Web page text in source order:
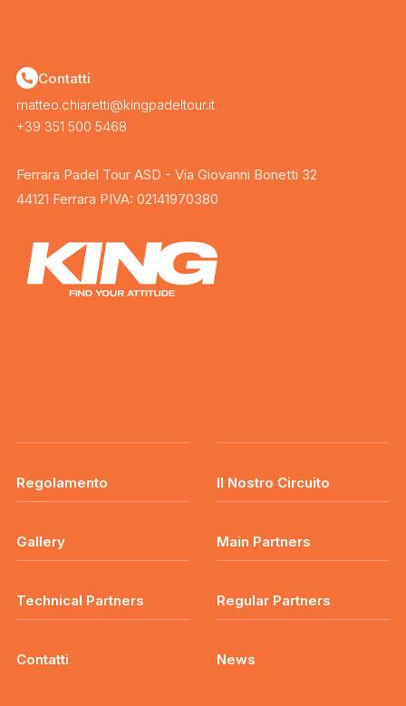
Contatti
matteo.chiaretti@kingpadeltour.it
+39 351 500 5468
Ferrara Padel Tour ASD - Via Giovanni Bonetti 32
44121 Ferrara PIVA: 02141970380
Regolamento Il Nostro Circuito
Gallery Main Partners
Technical Partners Regular Partners
Contatti News